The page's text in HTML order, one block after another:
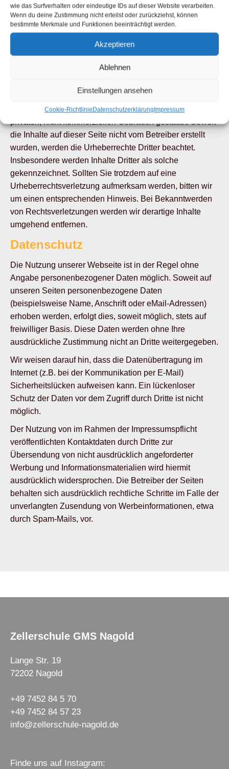
wie das Surfverhalten oder eindeutige IDs auf dieser Website verarbeiten.
Wenn du deine Zustimmung nicht erteilst oder zurückziehst, können
bestimmte Merkmale und Funktionen beeinträchtigt werden.
Akzeptieren
Ablehnen
Einstellungen ansehen
Cookie-RichtlinieDatenschutzerklärungImpressum
Urheberrecht
Die durch die Seitenbetreiber erstellten Inhalte und
Werke auf diesen Seiten unterliegen dem deutschen
Urheberrecht. Die Vervielfältigung, Bearbeitung,
Verbreitung und jede Art der Verwertung außerhalb der
Zustimmung des jeweiligen Autors bzw. Erstellers.
Downloads und Kopien dieser Seite sind nur für den
privaten, nicht kommerziellen Gebrauch gestattet. Soweit
die Inhalte auf dieser Seite nicht vom Betreiber erstellt
wurden, werden die Urheberrechte Dritter beachtet.
Insbesondere werden Inhalte Dritter als solche
gekennzeichnet. Sollten Sie trotzdem auf eine
Urheberrechtsverletzung aufmerksam werden, bitten wir
um einen entsprechenden Hinweis. Bei Bekanntwerden
von Rechtsverletzungen werden wir derartige Inhalte
umgehend entfernen.
Datenschutz
Die Nutzung unserer Webseite ist in der Regel ohne
Angabe personenbezogener Daten möglich. Soweit auf
unseren Seiten personenbezogene Daten
(beispielsweise Name, Anschrift oder eMail-Adressen)
erhoben werden, erfolgt dies, soweit möglich, stets auf
freiwilliger Basis. Diese Daten werden ohne Ihre
ausdrückliche Zustimmung nicht an Dritte weitergegeben.
Wir weisen darauf hin, dass die Datenübertragung im
Internet (z.B. bei der Kommunikation per E-Mail)
Sicherheitslücken aufweisen kann. Ein lückenloser
Schutz der Daten vor dem Zugriff durch Dritte ist nicht
möglich.
Der Nutzung von im Rahmen der Impressumspflicht
veröffentlichten Kontaktdaten durch Dritte zur
Übersendung von nicht ausdrücklich angeforderter
Werbung und Informationsmaterialien wird hiermit
ausdrücklich widersprochen. Die Betreiber der Seiten
behalten sich ausdrücklich rechtliche Schritte im Falle der
unverlangten Zusendung von Werbeinformationen, etwa
durch Spam-Mails, vor.
Zellerschule GMS Nagold
Lange Str. 19
72202 Nagold
+49 7452 84 5 70
+49 7452 84 57 23
info@zellerschule-nagold.de
Finde uns auf Instagram: